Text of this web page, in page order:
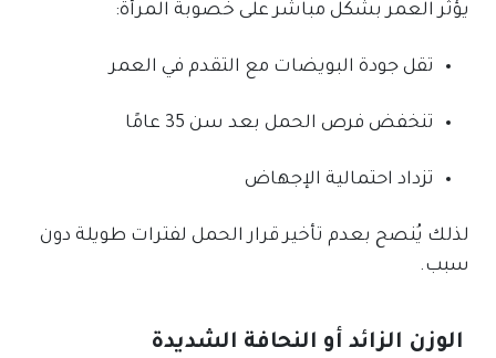
يؤثر العمر بشكل مباشر على خصوبة المرأة:
تقل جودة البويضات مع التقدم في العمر
تنخفض فرص الحمل بعد سن 35 عامًا
تزداد احتمالية الإجهاض
لذلك يُنصح بعدم تأخير قرار الحمل لفترات طويلة دون
سبب.
الوزن الزائد أو النحافة الشديدة